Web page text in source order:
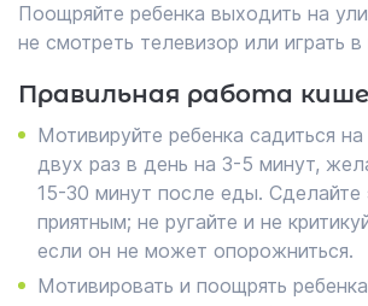
Поощряйте ребенка выходить на
не смотреть телевизор или играть
Правильная работа
Мотивируйте ребенка садиться
двух раз в день на 3-5 минут,
15-30 минут после еды. Сделайте
приятным; не ругайте и не
если он не может опорожниться.
Мотивировать и поощрять